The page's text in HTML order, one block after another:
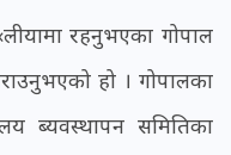
रहनुभएका गोपाल
हो । गोपालका
ब्यवस्थापन समितिका